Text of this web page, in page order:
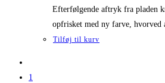
Efterfølgende aftryk fra pladen
opfrisket med ny farve,
Tilføj til kurv
1